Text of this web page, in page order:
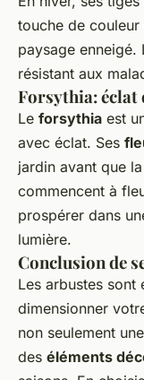
touche de
paysage enneigé.
résistant aux
Forsythia: éclat
Le forsythia est
avec éclat. Ses
jardin avant que
commencent à
prospérer dans
lumière.
Conclusion de
Les arbustes sont
dimensionner
non seulement une
des éléments